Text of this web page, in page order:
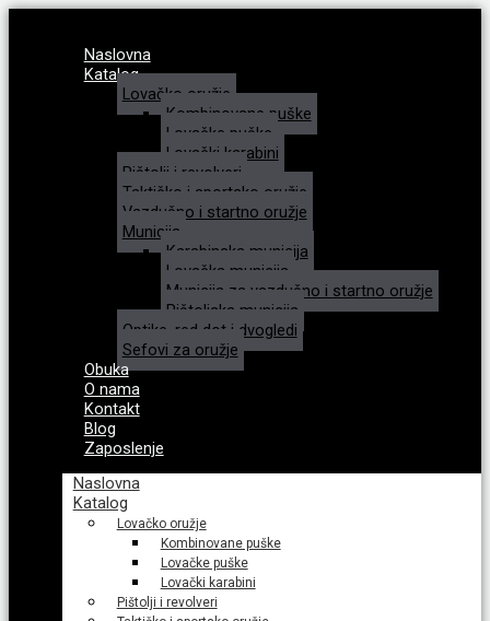
Naslovna
Katalog
Lovačko oružje
Kombinovane puške
Lovačke puške
Lovački karabini
Pištolji i revolveri
Taktičko i sportsko oružje
Vazdušno i startno oružje
Municija
Karabinska municija
Lovačka municija
Municija za vazdušno i startno oružje
Pištoljska municija
Optike, red dot i dvogledi
Sefovi za oružje
Obuka
O nama
Kontakt
Blog
Zaposlenje
Naslovna
Katalog
Lovačko oružje
Kombinovane puške
Lovačke puške
Lovački karabini
Pištolji i revolveri